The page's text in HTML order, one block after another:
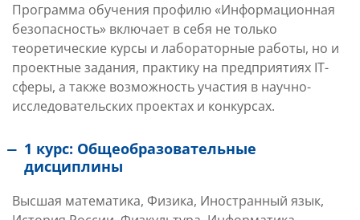
Программа обучения профилю «Информационная
безопасность» включает в себя не только
теоретические курсы и лабораторные работы, но и
проектные задания, практику на предприятиях IT-
сферы, а также возможность участия в научно-
исследовательских проектах и конкурсах.
1 курс: Общеобразовательные
дисциплины
Высшая математика, Физика, Иностранный язык,